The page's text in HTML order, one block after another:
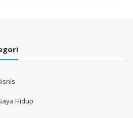
Hidup